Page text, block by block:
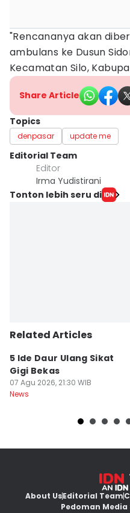
"Rencananya akan
ambulans ke Dusun
Kecamatan Silo,
Share Article
Topics
denpasar update me
Editorial Team
Editor
Irma Yudistirani
Tonton lebih seru di
Related Articles
5 Ide Daur Ulang Sikat
Gigi Bekas
07 Agu 2026, 21:30 WIB
News
About UsEditorial Team
Pedoman Media